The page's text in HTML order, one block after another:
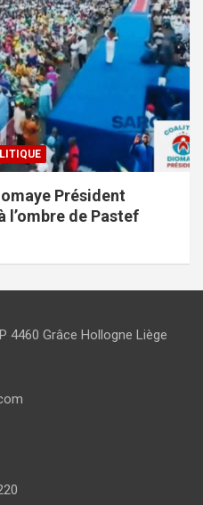
Président
l’ombre de Pastef
4460 Grâce Hollogne Liège